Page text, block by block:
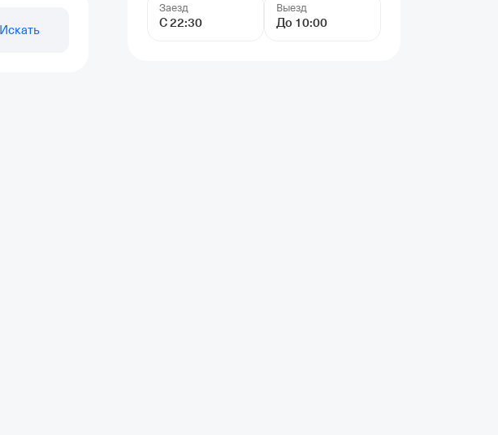
Заезд
С 22:30
Выезд
До 10:00
Искать